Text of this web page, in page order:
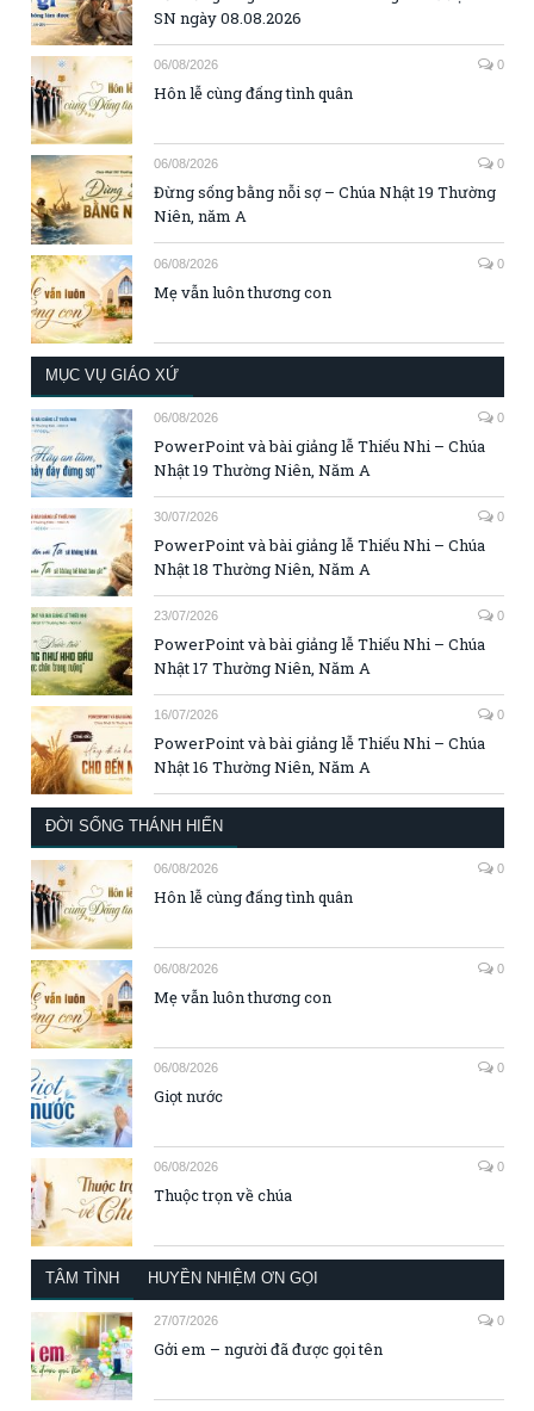
SN ngày 08.08.2026
06/08/2026 0
Hôn lễ cùng đấng tình quân
06/08/2026 0
Đừng sống bằng nỗi sợ – Chúa Nhật 19 Thường
Niên, năm A
06/08/2026 0
Mẹ vẫn luôn thương con
MỤC VỤ GIÁO XỨ
06/08/2026 0
PowerPoint và bài giảng lễ Thiếu Nhi – Chúa
Nhật 19 Thường Niên, Năm A
30/07/2026 0
PowerPoint và bài giảng lễ Thiếu Nhi – Chúa
Nhật 18 Thường Niên, Năm A
23/07/2026 0
PowerPoint và bài giảng lễ Thiếu Nhi – Chúa
Nhật 17 Thường Niên, Năm A
16/07/2026 0
PowerPoint và bài giảng lễ Thiếu Nhi – Chúa
Nhật 16 Thường Niên, Năm A
ĐỜI SỐNG THÁNH HIẾN
06/08/2026 0
Hôn lễ cùng đấng tình quân
06/08/2026 0
Mẹ vẫn luôn thương con
06/08/2026 0
Giọt nước
06/08/2026 0
Thuộc trọn về chúa
TÂM TÌNH HUYỀN NHIỆM ƠN GỌI
27/07/2026 0
Gởi em – người đã được gọi tên